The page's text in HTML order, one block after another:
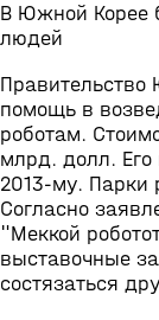
В Южной Корее
людей
помощь в
роботам.
млрд. долл. Его
2013-му. Парки
Согласно
"Меккой
выставочные
состязаться